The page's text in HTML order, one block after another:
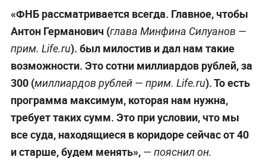
«ФНБ рассматривается всегда. Главное, чтобы
Антон Германович (глава Минфина Силуанов —
прим. Life.ru). был милостив и дал нам такие
возможности. Это сотни миллиардов рублей, за
300 (миллиардов рублей — прим. Life.ru). То есть
программа максимум, которая нам нужна,
требует таких сумм. Это при условии, что мы
все суда, находящиеся в коридоре сейчас от 40
и старше, будем менять»,— пояснил он.